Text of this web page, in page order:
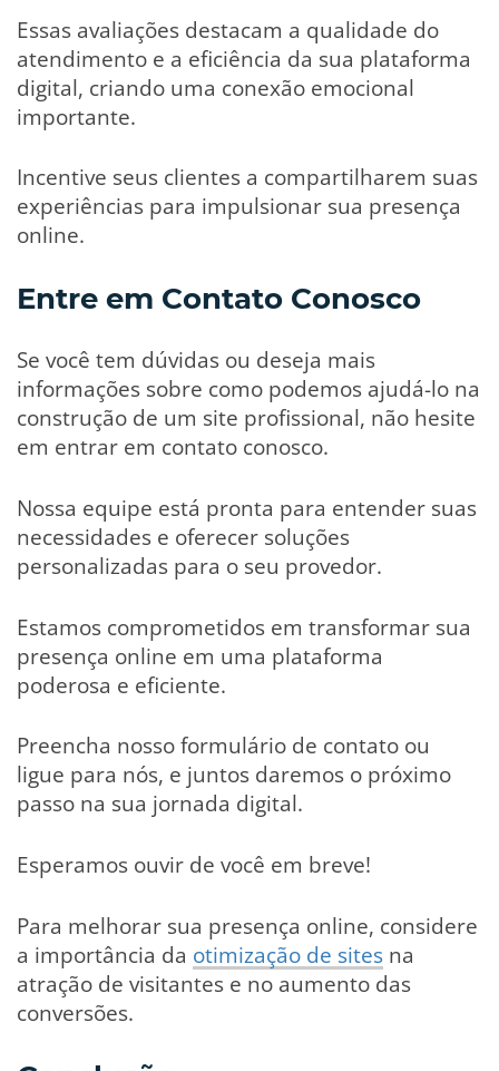
Essas avaliações destacam a qualidade do
atendimento e a eficiência da sua plataforma
digital, criando uma conexão emocional
importante.
Incentive seus clientes a compartilharem suas
experiências para impulsionar sua presença
online.
Entre em Contato Conosco
Se você tem dúvidas ou deseja mais
informações sobre como podemos ajudá-lo na
construção de um site profissional, não hesite
em entrar em contato conosco.
Nossa equipe está pronta para entender suas
necessidades e oferecer soluções
personalizadas para o seu provedor.
Estamos comprometidos em transformar sua
presença online em uma plataforma
poderosa e eficiente.
Preencha nosso formulário de contato ou
ligue para nós, e juntos daremos o próximo
passo na sua jornada digital.
Esperamos ouvir de você em breve!
Para melhorar sua presença online, considere
a importância da otimização de sites na
atração de visitantes e no aumento das
conversões.